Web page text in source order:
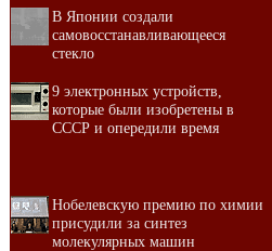
В Японии создали
самовосстанавливающееся
стекло
9 электронных устройств,
которые были изобретены в
СССР и опередили время
Нобелевскую премию по химии
присудили за синтез
молекулярных машин